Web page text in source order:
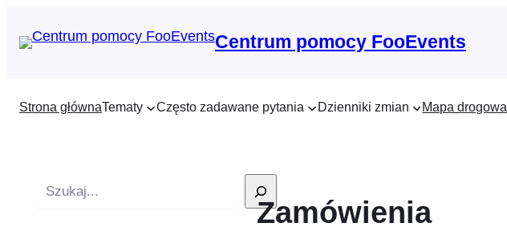
Centrum pomocy FooEvents
Strona głównaTematy Często zadawane pytania Dzienniki zmian Mapa drogowa
Zamówienia